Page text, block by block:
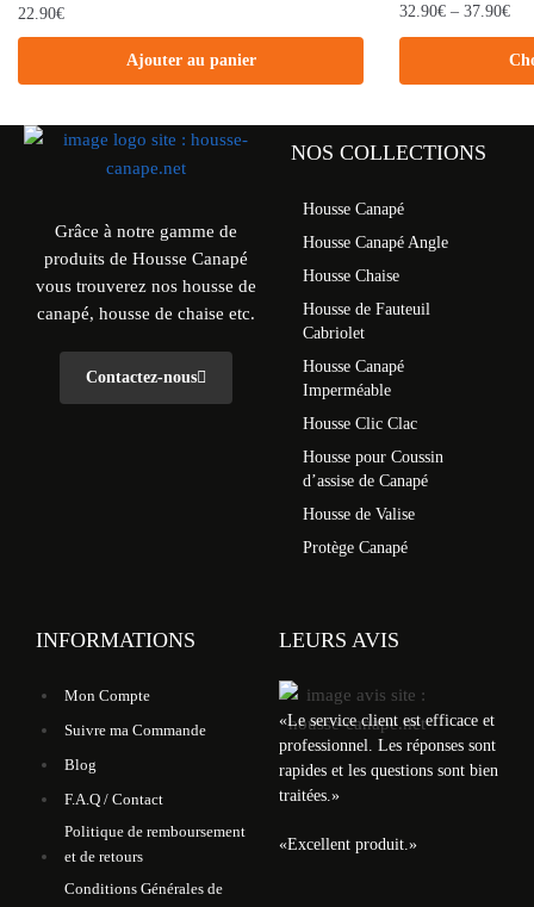
22.90€
Ajouter au panier
32.90€ – 37.90€
Grâce à notre gamme de
produits de Housse Canapé
vous trouverez nos housse de
canapé, housse de chaise etc.
Contactez-nous
NOS COLLECTIONS
Housse Canapé
Housse Canapé Angle
Housse Chaise
Housse de Fauteuil
Cabriolet
Housse Canapé
Imperméable
Housse Clic Clac
Housse pour Coussin
d’assise de Canapé
Housse de Valise
Protège Canapé
INFORMATIONS
Mon Compte
Suivre ma Commande
Blog
F.A.Q / Contact
Politique de remboursement
et de retours
Conditions Générales de
LEURS AVIS
«Le service client est efficace et
professionnel. Les réponses sont
rapides et les questions sont bien
traitées. »
«Excellent produit. »